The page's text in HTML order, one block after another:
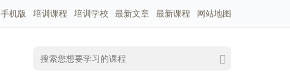
手机版 培训课程 培训学校 最新文章 最新课程 网站地图